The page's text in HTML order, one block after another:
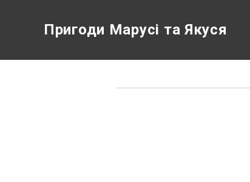
Пригоди Марусі та Якуся